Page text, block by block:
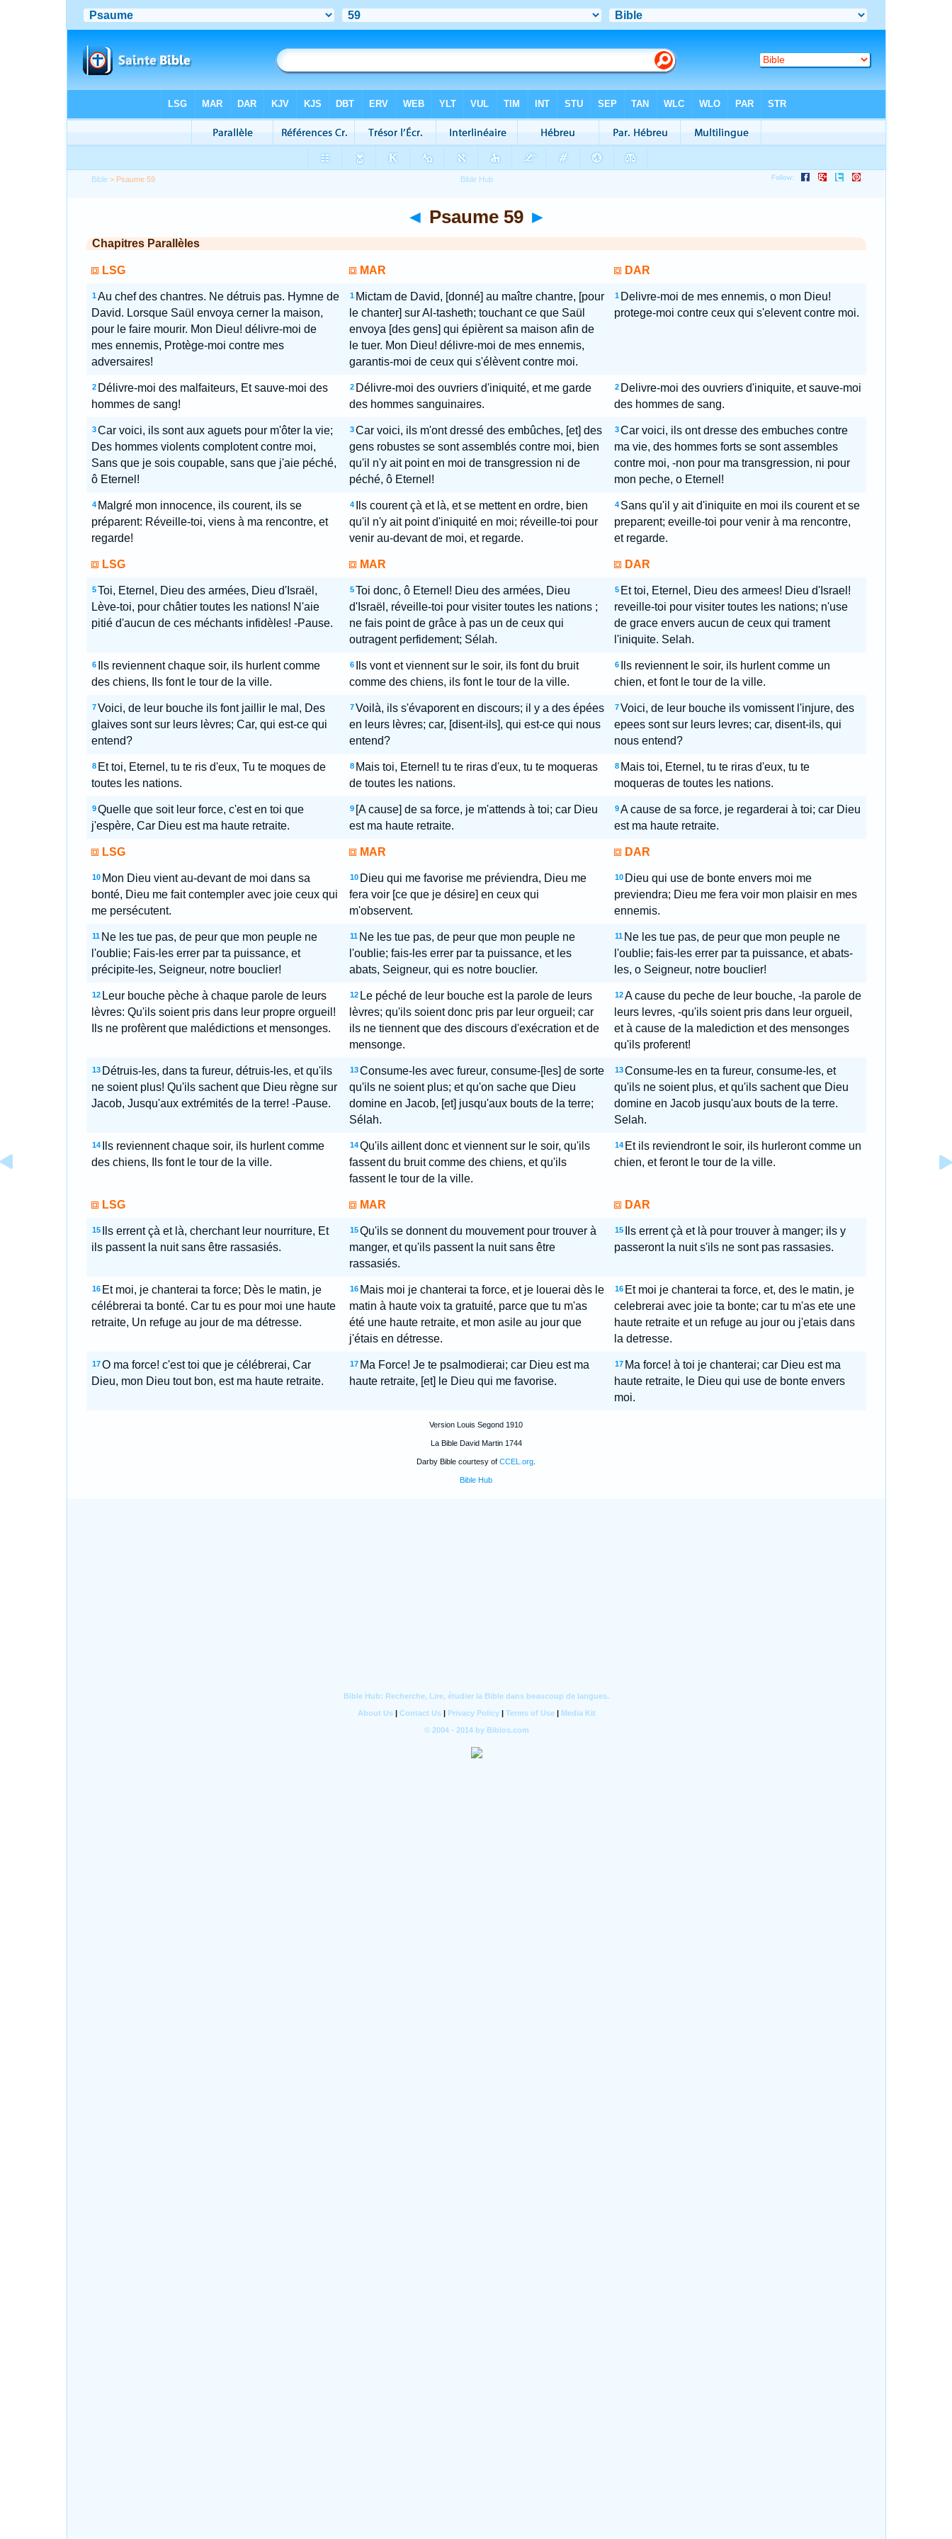
Bible > Psaume 59
◄ Psaume 59 ►
Chapitres Parallèles
LSG MAR DAR
1 Au chef des chantres. Ne détruis pas. Hymne de
David. Lorsque Saül envoya cerner la maison,
pour le faire mourir. Mon Dieu! délivre-moi de
mes ennemis, Protège-moi contre mes
adversaires!
1 Mictam de David, [donné] au maître chantre, [pour
le chanter] sur Al-tasheth; touchant ce que Saül
envoya [des gens] qui épièrent sa maison afin de
le tuer. Mon Dieu! délivre-moi de mes ennemis,
garantis-moi de ceux qui s'élèvent contre moi.
1 Delivre-moi de mes ennemis, o mon Dieu!
protege-moi contre ceux qui s'elevent contre moi.
2 Délivre-moi des malfaiteurs, Et sauve-moi des
hommes de sang!
2 Délivre-moi des ouvriers d'iniquité, et me garde
des hommes sanguinaires.
2 Delivre-moi des ouvriers d'iniquite, et sauve-moi
des hommes de sang.
3 Car voici, ils sont aux aguets pour m'ôter la vie;
Des hommes violents complotent contre moi,
Sans que je sois coupable, sans que j'aie péché,
ô Eternel!
3 Car voici, ils m'ont dressé des embûches, [et] des
gens robustes se sont assemblés contre moi, bien
qu'il n'y ait point en moi de transgression ni de
péché, ô Eternel!
3 Car voici, ils ont dresse des embuches contre
ma vie, des hommes forts se sont assembles
contre moi, -non pour ma transgression, ni pour
mon peche, o Eternel!
4 Malgré mon innocence, ils courent, ils se
préparent: Réveille-toi, viens à ma rencontre, et
regarde!
4
Ils courent çà et là, et se mettent en ordre, bien
qu'il n'y ait point d'iniquité en moi; réveille-toi pour
venir au-devant de moi, et regarde.
4 Sans qu'il y ait d'iniquite en moi ils courent et se
preparent; eveille-toi pour venir à ma rencontre,
et regarde.
LSG MAR DAR
5 Toi, Eternel, Dieu des armées, Dieu d'Israël,
Lève-toi, pour châtier toutes les nations! N'aie
pitié d'aucun de ces méchants infidèles! -Pause.
5 Toi donc, ô Eternel! Dieu des armées, Dieu
d'Israël, réveille-toi pour visiter toutes les nations ;
ne fais point de grâce à pas un de ceux qui
outragent perfidement; Sélah.
5 Et toi, Eternel, Dieu des armees! Dieu d'Israel!
reveille-toi pour visiter toutes les nations; n'use
de grace envers aucun de ceux qui trament
l'iniquite. Selah.
6
Ils reviennent chaque soir, ils hurlent comme
des chiens, Ils font le tour de la ville.
6
Ils vont et viennent sur le soir, ils font du bruit
comme des chiens, ils font le tour de la ville.
6
Ils reviennent le soir, ils hurlent comme un
chien, et font le tour de la ville.
7 Voici, de leur bouche ils font jaillir le mal, Des
glaives sont sur leurs lèvres; Car, qui est-ce qui
entend?
7 Voilà, ils s'évaporent en discours; il y a des épées
en leurs lèvres; car, [disent-ils], qui est-ce qui nous
entend?
7 Voici, de leur bouche ils vomissent l'injure, des
epees sont sur leurs levres; car, disent-ils, qui
nous entend?
8 Et toi, Eternel, tu te ris d'eux, Tu te moques de
toutes les nations.
8 Mais toi, Eternel! tu te riras d'eux, tu te moqueras
de toutes les nations.
8 Mais toi, Eternel, tu te riras d'eux, tu te
moqueras de toutes les nations.
9 Quelle que soit leur force, c'est en toi que
j'espère, Car Dieu est ma haute retraite.
9 [A cause] de sa force, je m'attends à toi; car Dieu
est ma haute retraite.
9 A cause de sa force, je regarderai à toi; car Dieu
est ma haute retraite.
LSG MAR DAR
10 Mon Dieu vient au-devant de moi dans sa
bonté, Dieu me fait contempler avec joie ceux qui
me persécutent.
10 Dieu qui me favorise me préviendra, Dieu me
fera voir [ce que je désire] en ceux qui
m'observent.
10 Dieu qui use de bonte envers moi me
previendra; Dieu me fera voir mon plaisir en mes
ennemis.
11 Ne les tue pas, de peur que mon peuple ne
l'oublie; Fais-les errer par ta puissance, et
précipite-les, Seigneur, notre bouclier!
11 Ne les tue pas, de peur que mon peuple ne
l'oublie; fais-les errer par ta puissance, et les
abats, Seigneur, qui es notre bouclier.
11 Ne les tue pas, de peur que mon peuple ne
l'oublie; fais-les errer par ta puissance, et abats-
les, o Seigneur, notre bouclier!
12 Leur bouche pèche à chaque parole de leurs
lèvres: Qu'ils soient pris dans leur propre orgueil!
Ils ne profèrent que malédictions et mensonges.
12 Le péché de leur bouche est la parole de leurs
lèvres; qu'ils soient donc pris par leur orgueil; car
ils ne tiennent que des discours d'exécration et de
mensonge.
12 A cause du peche de leur bouche, -la parole de
leurs levres, -qu'ils soient pris dans leur orgueil,
et à cause de la malediction et des mensonges
qu'ils proferent!
13 Détruis-les, dans ta fureur, détruis-les, et qu'ils
ne soient plus! Qu'ils sachent que Dieu règne sur
Jacob, Jusqu'aux extrémités de la terre! -Pause.
13 Consume-les avec fureur, consume-[les] de sorte
qu'ils ne soient plus; et qu'on sache que Dieu
domine en Jacob, [et] jusqu'aux bouts de la terre;
Sélah.
13 Consume-les en ta fureur, consume-les, et
qu'ils ne soient plus, et qu'ils sachent que Dieu
domine en Jacob jusqu'aux bouts de la terre.
Selah.
14
Ils reviennent chaque soir, ils hurlent comme
des chiens, Ils font le tour de la ville.
14 Qu'ils aillent donc et viennent sur le soir, qu'ils
fassent du bruit comme des chiens, et qu'ils
fassent le tour de la ville.
14 Et ils reviendront le soir, ils hurleront comme un
chien, et feront le tour de la ville.
LSG MAR DAR
15
Ils errent çà et là, cherchant leur nourriture, Et
ils passent la nuit sans être rassasiés.
15 Qu'ils se donnent du mouvement pour trouver à
manger, et qu'ils passent la nuit sans être
rassasiés.
15
Ils errent çà et là pour trouver à manger; ils y
passeront la nuit s'ils ne sont pas rassasies.
16 Et moi, je chanterai ta force; Dès le matin, je
célébrerai ta bonté. Car tu es pour moi une haute
retraite, Un refuge au jour de ma détresse.
16 Mais moi je chanterai ta force, et je louerai dès le
matin à haute voix ta gratuité, parce que tu m'as
été une haute retraite, et mon asile au jour que
j'étais en détresse.
16 Et moi je chanterai ta force, et, des le matin, je
celebrerai avec joie ta bonte; car tu m'as ete une
haute retraite et un refuge au jour ou j'etais dans
la detresse.
17 O ma force! c'est toi que je célébrerai, Car
Dieu, mon Dieu tout bon, est ma haute retraite.
17 Ma Force! Je te psalmodierai; car Dieu est ma
haute retraite, [et] le Dieu qui me favorise.
17 Ma force! à toi je chanterai; car Dieu est ma
haute retraite, le Dieu qui use de bonte envers
moi.
Version Louis Segond 1910
La Bible David Martin 1744
Darby Bible courtesy of CCEL.org
Bible Hub